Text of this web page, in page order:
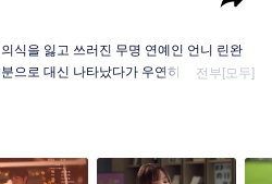
식을 잃고 쓰러진 무명 연예인 언니 린완
으로 대신 나타났다가 우연히 학창 시절
전부[모두]